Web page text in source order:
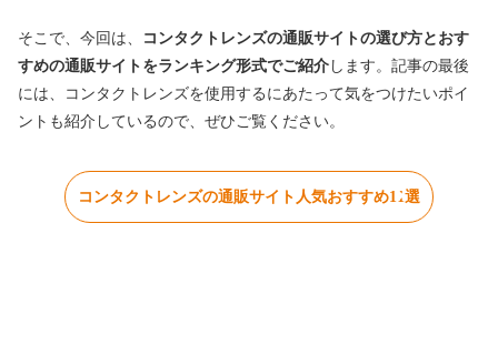
そこで、今回は、
コンタクトレンズの通販サイトの選び方とおす
すめの通販サイトをランキング形式でご紹介 します。記事の最後
には、コンタクトレンズを使用するにあたって気をつけたいポイ
ントも紹介しているので、ぜひご覧ください。
コンタクトレンズの通販サイト人気おすすめ11選